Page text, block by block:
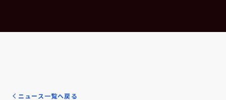
ニュース一覧へ戻る